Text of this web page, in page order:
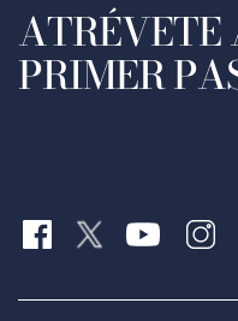
ATRÉVETE
PRIMER